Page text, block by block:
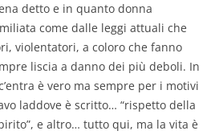
detto e in quanto donna
come dalle leggi attuali che
violentatori, a coloro che fanno
liscia a danno dei più deboli. In
è vero ma sempre per i motivi
laddove è scritto… “rispetto della
e altro… tutto qui, ma la vita è